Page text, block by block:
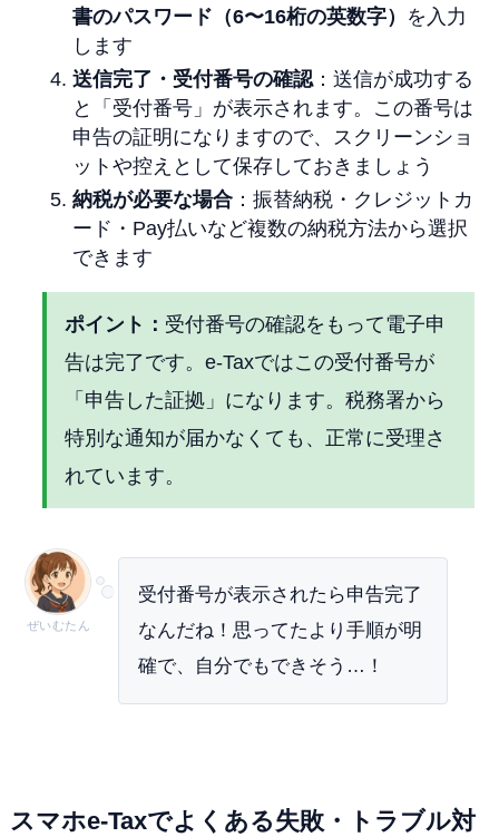
書のパスワード（6〜16桁の英数字） を入力
します
送信完了・受付番号の確認：送信が成功する
と「受付番号」が表示されます。この番号は
申告の証明になりますので、スクリーンショ
ットや控えとして保存しておきましょう
納税が必要な場合 ：振替納税・クレジットカ
ード・Pay払いなど複数の納税方法から選択
できます
ポイント： 受付番号の確認をもって電子申
告は完了です。e-Taxではこの受付番号が
「申告した証拠」になります。税務署から
特別な通知が届かなくても、正常に受理さ
れています。
ぜいむたん
受付番号が表示されたら申告完了
なんだね！思ってたより手順が明
確で、自分でもできそう…！
スマホe-Taxでよくある失敗・トラブル対